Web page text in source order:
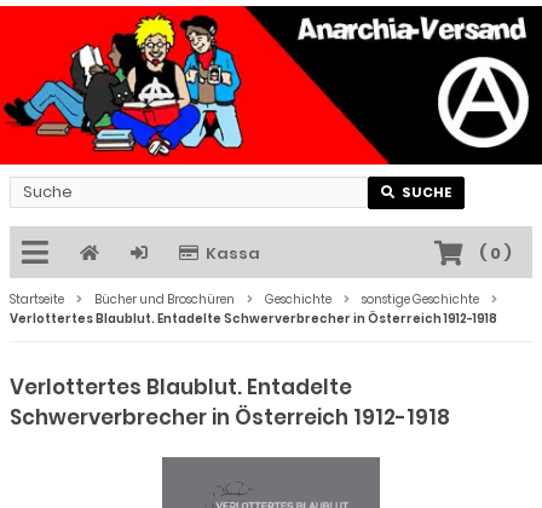
SUCHE
Kassa ( 0)
Startseite Bücher und Broschüren Geschichte
sonstige Geschichte
Verlottertes Blaublut. Entadelte Schwerverbrecher in Österreich 1912-1918
Verlottertes Blaublut. Entadelte
Schwerverbrecher in Österreich 1912-1918